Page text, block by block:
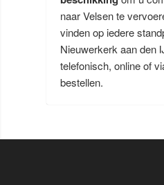
naar Velsen te
vinden op iedere
Nieuwerkerk aan den
telefonisch, online of
bestellen.